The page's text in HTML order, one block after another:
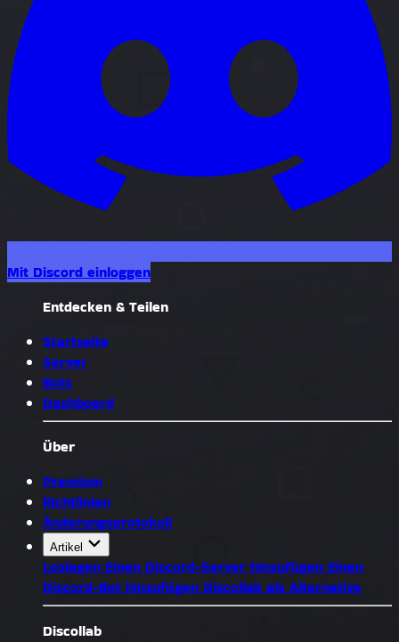
Mit Discord einloggen
Entdecken & Teilen
Startseite
Server
Bots
Dashboard
Über
Premium
Richtlinien
Änderungsprotokoll
Artikel
Loslegen Einen Discord-Server hinzufügen Einen
Discord-Bot hinzufügen Discollab als Alternative
Discollab